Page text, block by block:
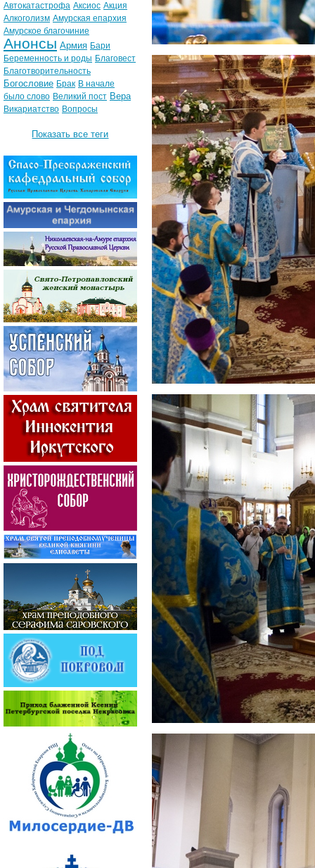
Автокатастрофа Аксиос Акция
Алкоголизм Амурская епархия
Амурское благочиние
Анонсы Армия Бари
Беременность и роды Благовест
Благотворительность
Богословие Брак В начале
было слово Великий пост Вера
Викариатство Вопросы
Показать все теги